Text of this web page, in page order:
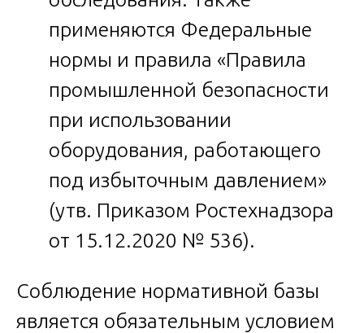
применяются Федеральные
нормы и правила «Правила
промышленной безопасности
при использовании
оборудования, работающего
под избыточным давлением»
(утв. Приказом Ростехнадзора
от 15.12.2020 № 536).
Соблюдение нормативной базы
является обязательным условием